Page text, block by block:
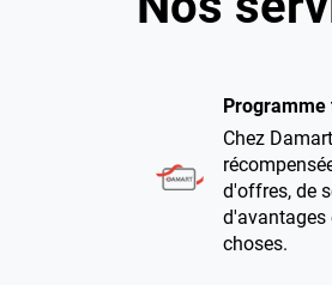
Chez
d'offres, de
d'avantages
choses.